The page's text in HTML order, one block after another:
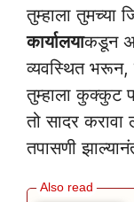
तुम्हाला तुमच्या
कार्यालयाकडून
व्यवस्थित
तुम्हाला कुक्कुट
तो सादर
तपासणी